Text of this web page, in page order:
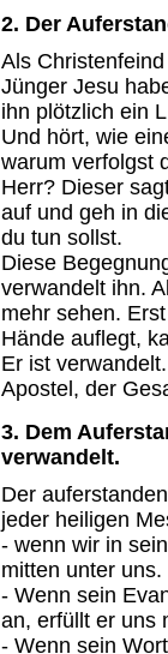
2. Der
Als
Jünger Jesu
ihn plötzlich ein
Und hört, wie
warum verfolgst
Herr? Dieser
auf und geh in
du tun sollst.
Diese
verwandelt ihn.
mehr sehen.
Hände auflegt,
Er ist
Apostel, der
3. Dem
verwandelt.
Der
jeder heiligen
- wenn wir in
mitten unter uns.
- Wenn sein
an, erfüllt er uns
- Wenn sein